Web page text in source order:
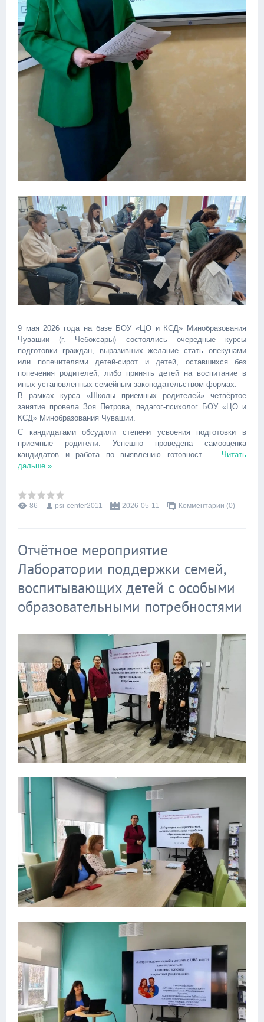
9 мая 2026 года на базе БОУ «ЦО и КСД» Минобразования
Чувашии (г. Чебоксары) состоялись очередные курсы
подготовки граждан, выразивших желание стать опекунами
или попечителями детей-сирот и детей, оставшихся без
попечения родителей, либо принять детей на воспитание в
иных установленных семейным законодательством формах.
В рамках курса «Школы приемных родителей» четвёртое
занятие провела Зоя Петрова, педагог-психолог БОУ «ЦО и
КСД» Минобразования Чувашии.
С кандидатами обсудили степени усвоения подготовки в
приемные родители. Успешно проведена самооценка
кандидатов и работа по выявлению готовност
Читать
дальше »
86 psi-center2011 2026-05-11 Комментарии (0)
Отчётное мероприятие
Лаборатории поддержки семей,
воспитывающих детей с особыми
образовательными потребностями